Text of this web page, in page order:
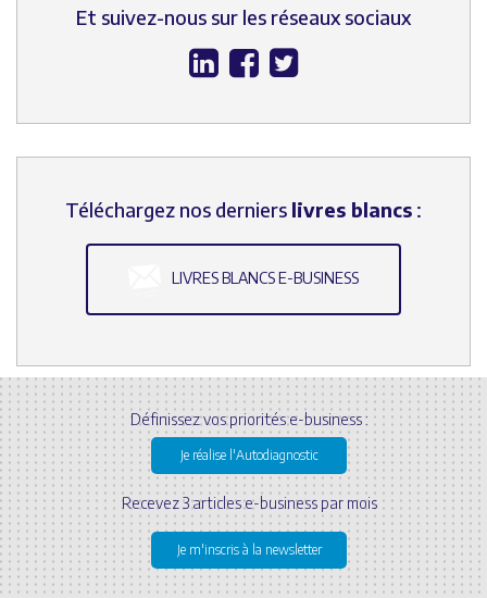
Et suivez-nous sur les réseaux sociaux
Téléchargez nos derniers livres blancs :
LIVRES BLANCS E-BUSINESS
Définissez vos priorités e-business :
Je réalise l'Autodiagnostic
Recevez 3 articles e-business par mois
Je m'inscris à la newsletter